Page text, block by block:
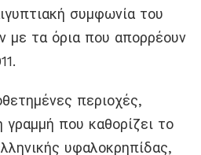
συμφωνία του
με τα όρια που απορρέουν
περιοχές,
που καθορίζει το
υφαλοκρηπίδας,